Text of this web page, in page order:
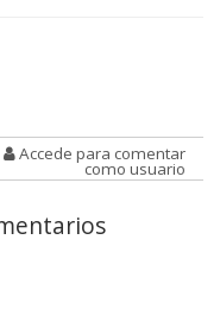
Accede para comentar
como usuario